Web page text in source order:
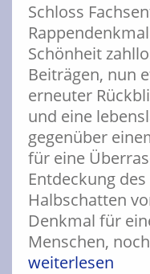
Schloss
Schönheit
Beiträgen, nun
erneuter
und eine
gegenüber
für eine
Entdeckung
Halbschatten
Denkmal für
Menschen,
weiterlesen